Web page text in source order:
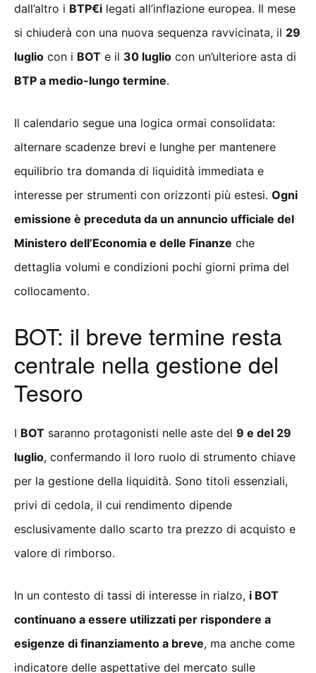
dall’altro i BTP€i legati all’inflazione europea. Il mese
si chiuderà con una nuova sequenza ravvicinata, il 29
luglio con i BOT e il 30 luglio con un’ulteriore asta di
BTP a medio-lungo termine.
Il calendario segue una logica ormai consolidata:
alternare scadenze brevi e lunghe per mantenere
equilibrio tra domanda di liquidità immediata e
interesse per strumenti con orizzonti più estesi. Ogni
emissione è preceduta da un annuncio ufficiale del
Ministero dell’Economia e delle Finanze che
dettaglia volumi e condizioni pochi giorni prima del
collocamento.
BOT: il breve termine resta
centrale nella gestione del
Tesoro
I BOT saranno protagonisti nelle aste del 9 e del 29
luglio, confermando il loro ruolo di strumento chiave
per la gestione della liquidità. Sono titoli essenziali,
privi di cedola, il cui rendimento dipende
esclusivamente dallo scarto tra prezzo di acquisto e
valore di rimborso.
In un contesto di tassi di interesse in rialzo, i BOT
continuano a essere utilizzati per rispondere a
esigenze di finanziamento a breve, ma anche come
indicatore delle aspettative del mercato sulle